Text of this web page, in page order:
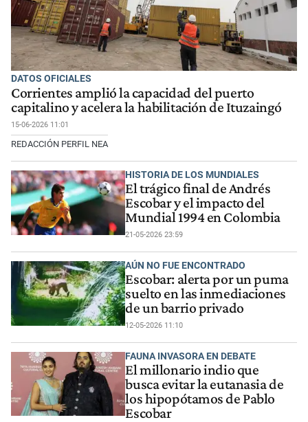
DATOS OFICIALES
Corrientes amplió la capacidad del puerto
capitalino y acelera la habilitación de Ituzaingó
15-06-2026 11:01
REDACCIÓN PERFIL NEA
HISTORIA DE LOS MUNDIALES
El trágico final de Andrés
Escobar y el impacto del
Mundial 1994 en Colombia
21-05-2026 23:59
AÚN NO FUE ENCONTRADO
Escobar: alerta por un puma
suelto en las inmediaciones
de un barrio privado
12-05-2026 11:10
FAUNA INVASORA EN DEBATE
El millonario indio que
busca evitar la eutanasia de
los hipopótamos de Pablo
Escobar